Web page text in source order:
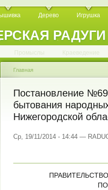
РАДУГИ
Дерево Игрушка
. . . . . .
Промыслы Краеведение
Главная
Постановление
бытования
Нижегородской
Ср, 19/11/2014 - 14:44 —